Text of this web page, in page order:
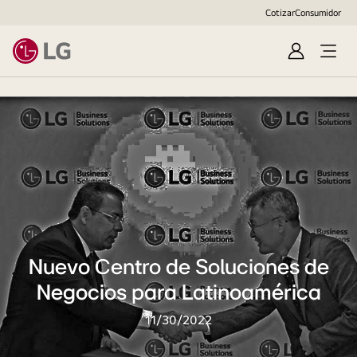
CotizarConsumidor
Inicio
sesión/
Nuevo Centro de Soluciones de
Negocios para Latinoamérica
11/30/2022